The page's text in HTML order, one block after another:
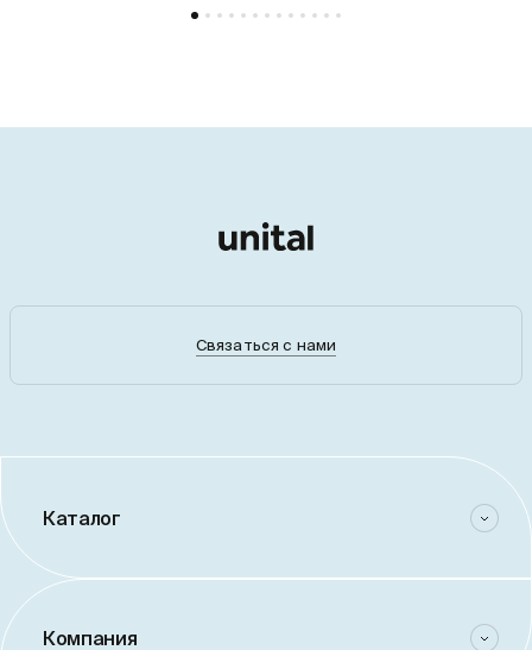
Связаться с нами
Каталог
Компания